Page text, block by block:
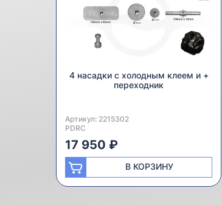
4 насадки с холодным клеем и +
переходник
Артикул: 2215302
Производитель:
PDRC
17 950 ₽
В КОРЗИНУ